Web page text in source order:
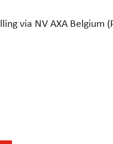
via NV AXA Belgium